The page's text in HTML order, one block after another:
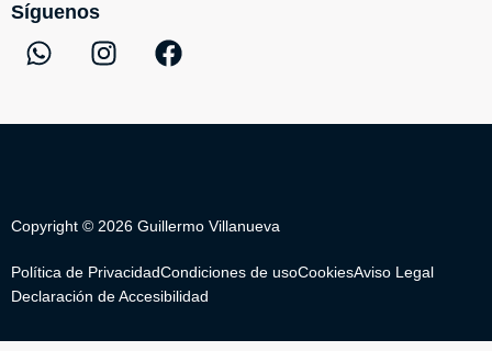
Síguenos
W
h
t
p
I
n
t
a
F
a
e
k
Copyright © 2026 Guillermo Villanueva
Política de PrivacidadCondiciones de usoCookiesAviso Legal
Declaración de Accesibilidad